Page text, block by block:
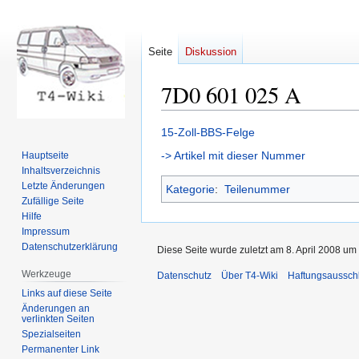
7D0 601 025 A
Zur
Navigation
Zur
Suche
15-Zoll-BBS-Felge
-> Artikel mit dieser Nummer
Kategorie: Teilenummer
Seite Diskussion
Hauptseite
Inhaltsverzeichnis
Letzte Änderungen
Zufällige Seite
Hilfe
Impressum
Datenschutzerklärung
Werkzeuge
Links auf diese Seite
Änderungen an
verlinkten Seiten
Spezialseiten
Permanenter Link
Diese Seite wurde zuletzt am 8. April 2008
Datenschutz Über T4-Wiki